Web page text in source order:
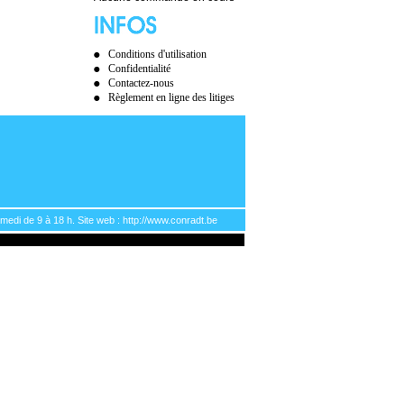
Conditions d'utilisation
Confidentialité
Contactez-nous
Règlement en ligne des litiges
de 9 à 18 h. Site web : http://www.conradt.be